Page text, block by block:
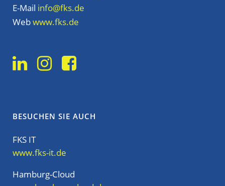
E-Mail info@fks.de
Webwww.fks.de
BESUCHEN SIE AUCH
FKS IT
www.fks-it.de
Hamburg-Cloud